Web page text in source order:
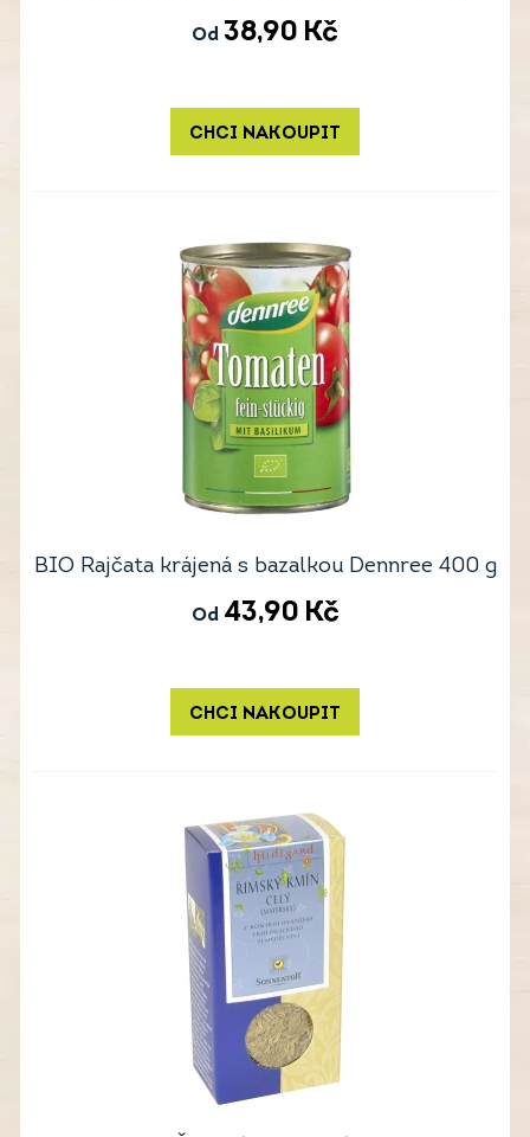
Od 38,90 Kč
CHCI NAKOUPIT
BIO Rajčata krájená s bazalkou Dennree 400 g
Od 43,90 Kč
CHCI NAKOUPIT